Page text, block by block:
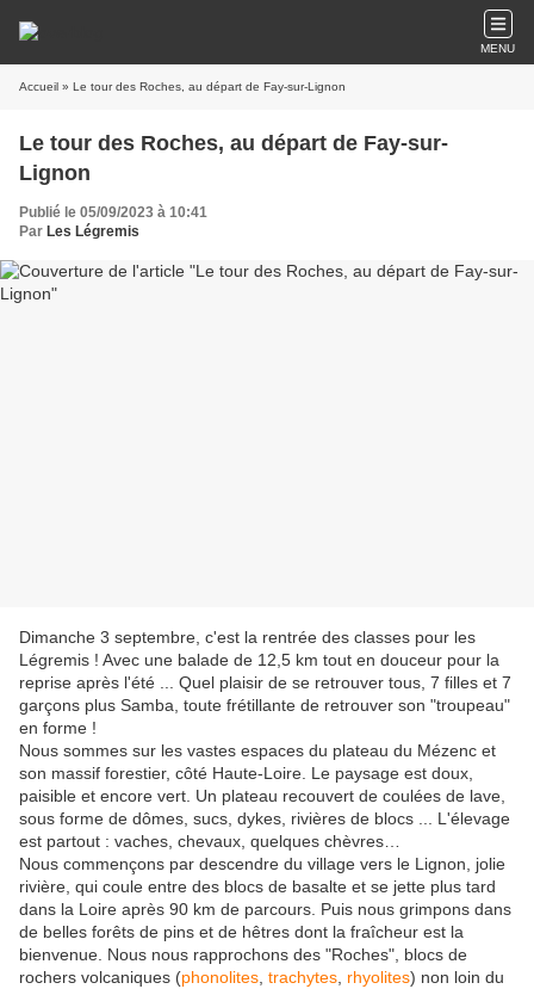
MENU
Accueil » Le tour des Roches, au départ de Fay-sur-Lignon
Le tour des Roches, au départ de Fay-sur-
Lignon
Publié le 05/09/2023 à 10:41
Par Les Légremis
Dimanche 3 septembre, c'est la rentrée des classes pour les
Légremis ! Avec une balade de 12,5 km tout en douceur pour la
reprise après l'été ... Quel plaisir de se retrouver tous, 7 filles et 7
garçons plus Samba, toute frétillante de retrouver son "troupeau"
en forme !
Nous sommes sur les vastes espaces du plateau du Mézenc et
son massif forestier, côté Haute-Loire. Le paysage est doux,
paisible et encore vert. Un plateau recouvert de coulées de lave,
sous forme de dômes, sucs, dykes, rivières de blocs ... L'élevage
est partout : vaches, chevaux, quelques chèvres…
Nous commençons par descendre du village vers le Lignon, jolie
rivière, qui coule entre des blocs de basalte et se jette plus tard
dans la Loire après 90 km de parcours. Puis nous grimpons dans
de belles forêts de pins et de hêtres dont la fraîcheur est la
bienvenue. Nous nous rapprochons des "Roches", blocs de
rochers volcaniques (phonolites trachytes rhyolites) non loin du